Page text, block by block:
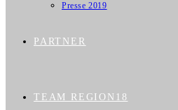
Presse 2019
PARTNER
TEAM REGION18